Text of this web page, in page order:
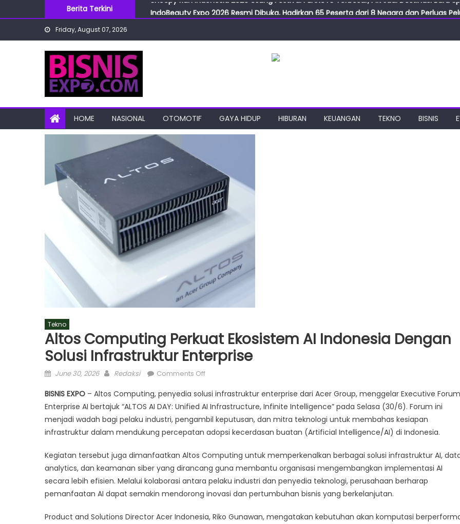
to
Berita Terkini
IndoBeauty Expo 2026 Resmi Dibuka, Hadirkan 65 Peserta dari 8 Negara dan Perluas
Menteri Perindustrian Resmikan ILF dan IGT Expo 2026, Industri Manufaktur Siap Naik
Snoopy Run Indonesia 2026 Usung Festival PEANUTS Terbesar, PIK Jadi Destinasi Baru
Friday, August 07, 2026
HOME NASIONAL OTOMOTIF GAYA HIDUP HIBURAN KEUANGAN TEKNO BISNIS
Tekno
Altos Computing Perkuat Ekosistem AI Indonesia Dengan
Solusi Infrastruktur Enterprise
Posted
June 30, 2026 Author
Redaksi Comments Offon
Computing
Perkuat
Ekosistem
AI
dengan
Solusi
Infrastruktur
Enterprise
BISNIS EXPO – Altos Computing, penyedia solusi infrastruktur enterprise dari Acer Group, menggelar Executive Forum
Enterprise AI bertajuk “ALTOS AI DAY: Unified AI Infrastructure, Infinite Intelligence” pada Selasa (30/6). Forum ini
menjadi wadah bagi pelaku industri, pengambil keputusan, dan mitra teknologi untuk membahas kesiapan
infrastruktur dalam mendukung percepatan adopsi kecerdasan buatan (Artificial Intelligence/AI) di Indonesia.
Kegiatan tersebut juga dimanfaatkan Altos Computing untuk memperkenalkan berbagai solusi infrastruktur AI,
analytics, dan keamanan siber yang dirancang guna membantu organisasi mengembangkan implementasi AI
secara lebih efisien. Melalui kolaborasi antara pelaku industri dan penyedia teknologi, perusahaan berharap
pemanfaatan AI dapat semakin mendorong inovasi dan pertumbuhan bisnis yang berkelanjutan.
Product and Solutions Director Acer Indonesia, Riko Gunawan, mengatakan kebutuhan akan komputasi